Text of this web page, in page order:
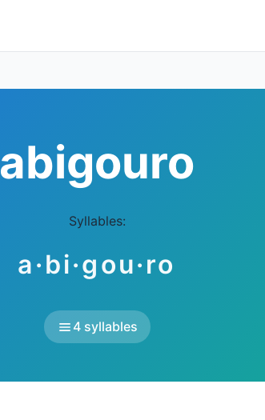
abigouro
Syllables:
a·bi·gou·ro
4 syllables